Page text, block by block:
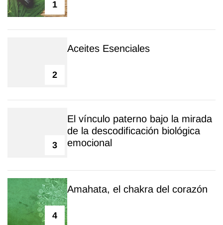
1
2
Aceites Esenciales
3
El vínculo paterno bajo la mirada
de la descodificación biológica
emocional
4
Amahata, el chakra del corazón